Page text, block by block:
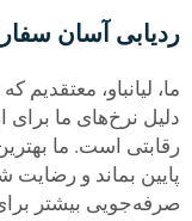
ردیابی آسان
ما، لیانباو، معتقدیم
رقابتی است. ما
پایین بماند و رضایت
صرفه‌جویی بیشتر